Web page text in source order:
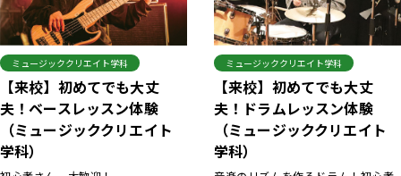
ミュージッククリエイト学科
【来校】初めてでも大丈
夫！ベースレッスン体験
（ミュージッククリエイト
学科）
ミュージッククリエイト学科
【来校】初めてでも大丈
夫！ドラムレッスン体験
（ミュージッククリエイト
学科）